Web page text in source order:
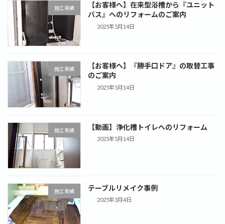
施工実績
【お客様へ】在来型浴槽から『ユニット
バス』へのリフォームのご案内
2025年5月14日
施工実績
【お客様へ】『勝手口ドア』の取替工事
のご案内
2025年5月14日
施工実績 【動画】浄化槽トイレへのリフォーム
2025年5月14日
施工実績 テーブルリメイク事例
2025年3月4日